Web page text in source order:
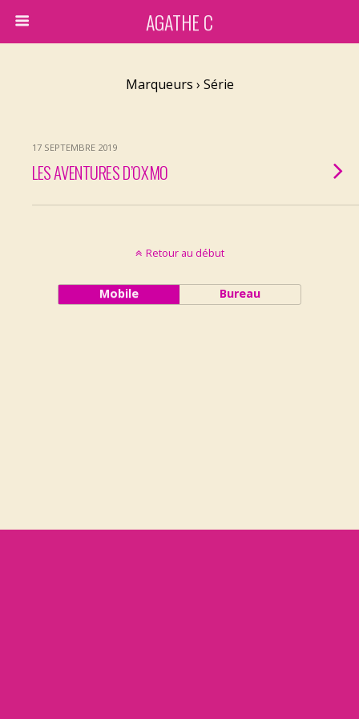
AGATHE C
Marqueurs › Série
17 SEPTEMBRE 2019
LES AVENTURES D’OXMO
Retour au début
Mobile Bureau